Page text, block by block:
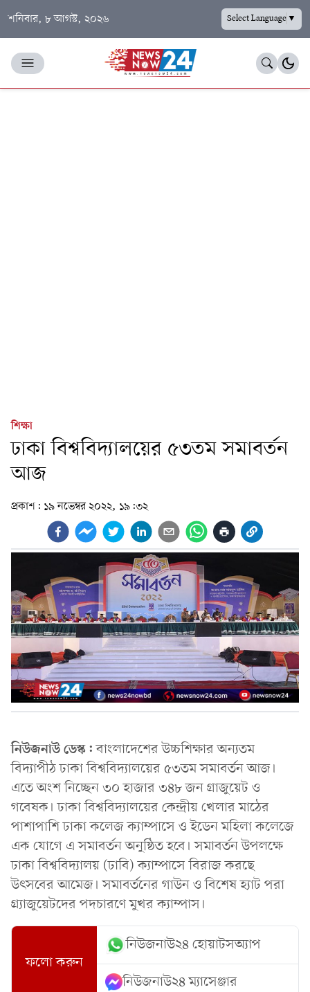
শনিবার, ৮ আগস্ট, ২০২৬ Select Language▼
শিক্ষা
ঢাকা বিশ্ববিদ্যালয়ের ৫৩তম সমাবর্তন
আজ
প্রকাশ: ১৯ নভেম্বর ২০২২, ১৯:৩২
নিউজনাউ ডেস্ক:বাংলাদেশের উচ্চশিক্ষার অন্যতম
বিদ্যাপীঠ ঢাকা বিশ্ববিদ্যালয়ের ৫৩তম সমাবর্তন আজ।
এতে অংশ নিচ্ছেন ৩০ হাজার ৩৪৮ জন গ্রাজুয়েট ও
গবেষক। ঢাকা বিশ্ববিদ্যালয়ের কেন্দ্রীয় খেলার মাঠের
পাশাপাশি ঢাকা কলেজ ক্যাম্পাসে ও ইডেন মহিলা কলেজে
এক যোগে এ সমাবর্তন অনুষ্ঠিত হবে। সমাবর্তন উপলক্ষে
ঢাকা বিশ্ববিদ্যালয় (ঢাবি) ক্যাম্পাসে বিরাজ করছে
উৎসবের আমেজ। সমাবর্তনের গাউন ও বিশেষ হ্যাট পরা
গ্র্যাজুয়েটদের পদচারণে মুখর ক্যাম্পাস।
ফলো করুন
নিউজনাউ২৪ হোয়াটসঅ্যাপ
নিউজনাউ২৪ ম্যাসেঞ্জার